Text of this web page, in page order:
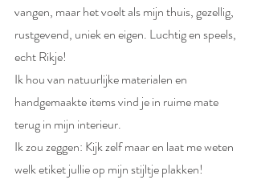
vangen, maar het voelt als mijn thuis, gezellig,
rustgevend, uniek en eigen. Luchtig en speels,
echt Rikje!
Ik hou van natuurlijke materialen en
handgemaakte items vind je in ruime mate
terug in mijn interieur.
Ik zou zeggen: Kijk zelf maar en laat me weten
welk etiket jullie op mijn stijltje plakken!